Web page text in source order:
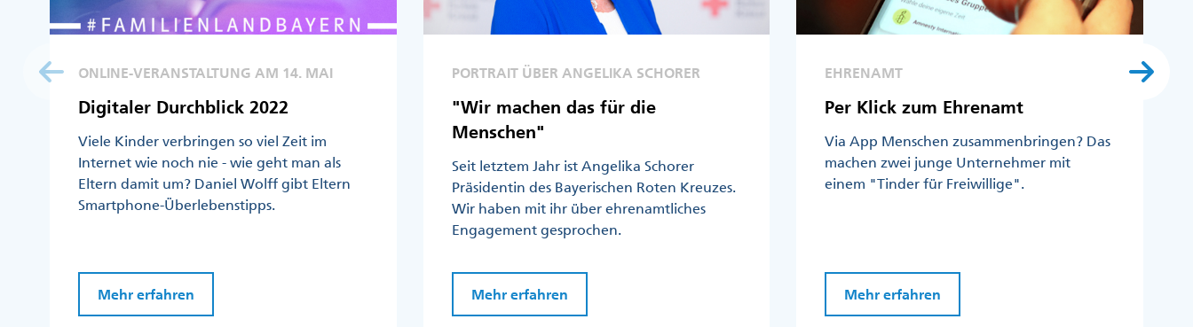
ONLINE-VERANSTALTUNG AM 14. MAI
Digitaler Durchblick 2022
Viele Kinder verbringen so viel Zeit im
Internet wie noch nie - wie geht man als
Eltern damit um? Daniel Wolff gibt Eltern
Smartphone-Überlebenstipps.
Mehr erfahren
PORTRAIT ÜBER ANGELIKA SCHORER
"Wir machen das für die
Menschen"
Seit letztem Jahr ist Angelika Schorer
Präsidentin des Bayerischen Roten Kreuzes.
Wir haben mit ihr über ehrenamtliches
Engagement gesprochen.
Mehr erfahren
EHRENAMT
Per Klick zum Ehrenamt
Via App Menschen zusammenbringen? Das
machen zwei junge Unternehmer mit
einem "Tinder für Freiwillige".
Mehr erfahren